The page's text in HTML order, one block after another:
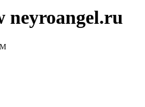
neyroangel.ru